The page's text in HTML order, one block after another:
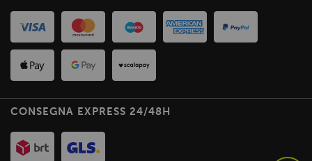
CONSEGNA EXPRESS 24/48H